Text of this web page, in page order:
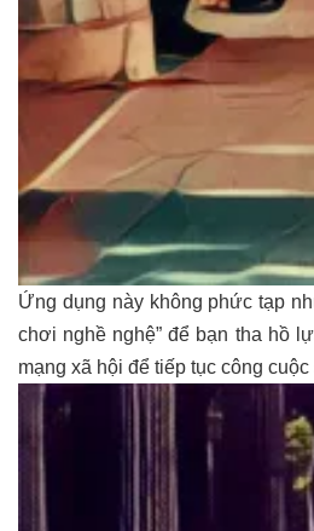
Ứng dụng này không phức tạp
chơi nghề nghệ” để bạn tha hồ
mạng xã hội để tiếp tục công